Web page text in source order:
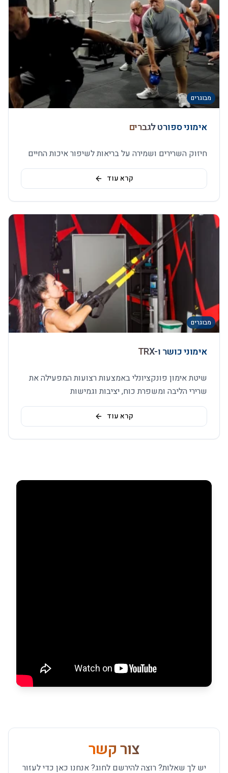
מבוגרים
אימוני ספורט לגברים
חיזוק השרירים ושמירה על בריאות לשיפור איכות החיים
קרא עוד
מבוגרים
אימוני כושר ו-TRX
שיטת אימון פונקציונלי באמצעות רצועות המפעילה את
שרירי הליבה ומשפרת כוח, יציבות וגמישות
קרא עוד
צור קשר
יש לך שאלות? רוצה להירשם לחוג? אנחנו כאן כדי לעזור